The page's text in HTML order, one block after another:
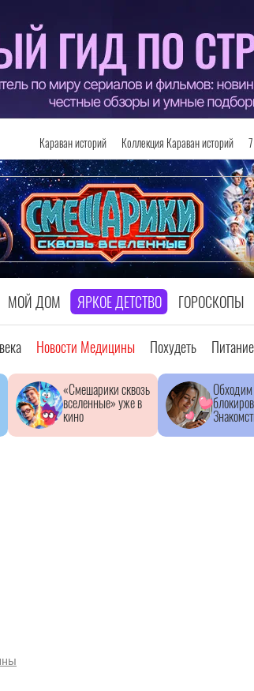
Караван историй Коллекция Караван историй
МОЙ ДОМ ЯРКОЕ ДЕТСТВО ГОРОСКОПЫ
Новости Медицины Похудеть Питание
«Смешарики сквозь
вселенные» уже в
кино
Обходим